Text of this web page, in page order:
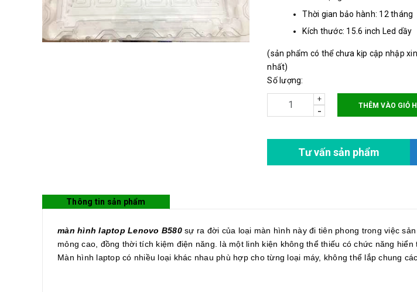
Thời gian bảo hành: 12 tháng
Kích thước: 15.6 inch Led dầy
Chân kết nối: 40 chân
(sản phẩm có thể chưa kịp cập nhập
nhất)
Số lượng:
+
- THÊM VÀO GIỎ
Tư vấn sản phẩm
Thông tin sản phẩm
màn hình laptop Lenovo B580sự ra đời của loại màn hình này đi tiên phong trong việc
mỏng cao, đồng thời tích kiệm điện năng. là một linh kiện không thể thiếu có chức năng hiển
Màn hình laptop có nhiều loại khác nhau phù hợp cho từng loại máy, không thể lắp chung